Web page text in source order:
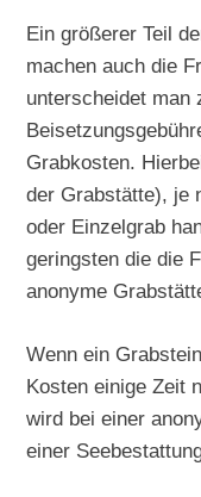
Ein größerer Teil
machen auch die
unterscheidet man
Grabkosten.
der Grabstätte), je
oder Einzelgrab
geringsten die die
anonyme
Wenn ein
Kosten einige Zeit
wird bei einer
einer